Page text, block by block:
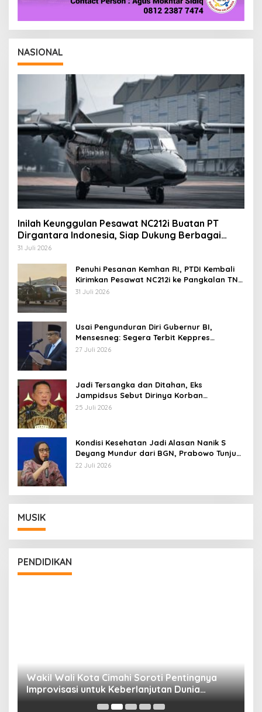
NASIONAL
Inilah Keunggulan Pesawat NC212i Buatan PT
Dirgantara Indonesia, Siap Dukung Berbagai
Operasi TNI
31 Juli 2026
Penuhi Pesanan Kemhan RI, PTDI Kembali
Kirimkan Pesawat NC212i ke Pangkalan TNI
AU
31 Juli 2026
Usai Pengunduran Diri Gubernur BI,
Mensesneg: Segera Terbit Keppres
Pemberhentian dengan Hormat
27 Juli 2026
Jadi Tersangka dan Ditahan, Eks
Jampidsus Sebut Dirinya Korban
Kriminalisasi
25 Juli 2026
Kondisi Kesehatan Jadi Alasan Nanik S
Deyang Mundur dari BGN, Prabowo Tunjuk
Wamentan Sudaryono
22 Juli 2026
MUSIK
PENDIDIKAN
Wakil Wali Kota Cimahi Soroti Pentingnya
Improvisasi untuk Keberlanjutan Dunia
Pendidikan